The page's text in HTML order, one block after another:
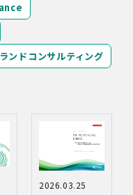
ンドコンサルティング
2026.03.25